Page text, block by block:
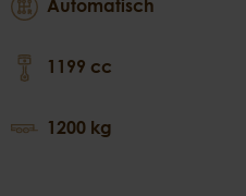
Automatisch
1199 cc
1200 kg